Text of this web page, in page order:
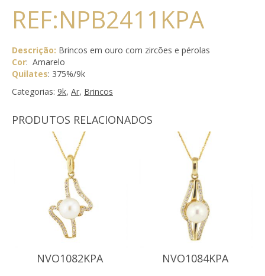
REF:NPB2411KPA
Descrição: Brincos em ouro com zircões e pérolas
Cor: Amarelo
Quilates: 375%/9k
Categorias: 9k, Ar, Brincos
PRODUTOS RELACIONADOS
NVO1082KPA NVO1084KPA